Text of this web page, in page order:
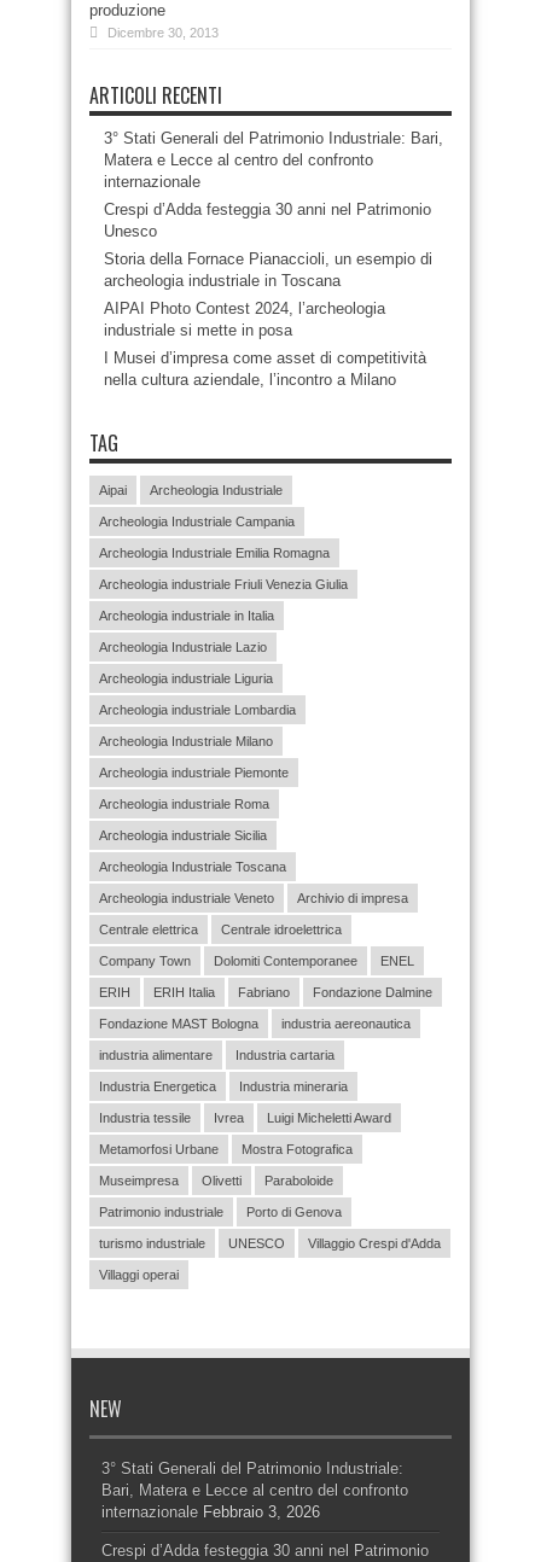
produzione
Dicembre 30, 2013
ARTICOLI RECENTI
3° Stati Generali del Patrimonio Industriale: Bari,
Matera e Lecce al centro del confronto
internazionale
Crespi d’Adda festeggia 30 anni nel Patrimonio
Unesco
Storia della Fornace Pianaccioli, un esempio di
archeologia industriale in Toscana
AIPAI Photo Contest 2024, l’archeologia
industriale si mette in posa
I Musei d’impresa come asset di competitività
nella cultura aziendale, l’incontro a Milano
TAG
Aipai Archeologia Industriale
Archeologia Industriale Campania
Archeologia Industriale Emilia Romagna
Archeologia industriale Friuli Venezia Giulia
Archeologia industriale in Italia
Archeologia Industriale Lazio
Archeologia industriale Liguria
Archeologia industriale Lombardia
Archeologia Industriale Milano
Archeologia industriale Piemonte
Archeologia industriale Roma
Archeologia industriale Sicilia
Archeologia Industriale Toscana
Archeologia industriale Veneto Archivio di impresa
Centrale elettrica Centrale idroelettrica
Company Town Dolomiti Contemporanee ENEL
ERIH ERIH Italia Fabriano Fondazione Dalmine
Fondazione MAST Bologna industria aereonautica
industria alimentare Industria cartaria
Industria Energetica Industria mineraria
Industria tessile Ivrea Luigi Micheletti Award
Metamorfosi Urbane Mostra Fotografica
Museimpresa Olivetti Paraboloide
Patrimonio industriale Porto di Genova
turismo industriale UNESCO Villaggio Crespi d'Adda
Villaggi operai
NEW
3° Stati Generali del Patrimonio Industriale:
Bari, Matera e Lecce al centro del confronto
internazionale Febbraio 3, 2026
Crespi d’Adda festeggia 30 anni nel Patrimonio